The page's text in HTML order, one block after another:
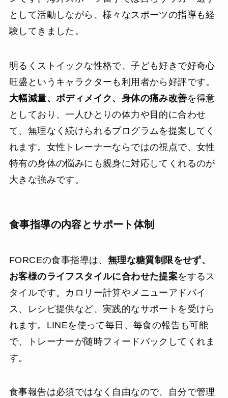
として活動しながら、様々なスポーツの指導も経
験してきました。
明るくストイックな性格で、子ども好きで好奇心
旺盛というキャラクターも利用者から好評です。
大幅減量、ボディメイク、身体の痛み改善を得意
としており、一人ひとりの体力や目的に合わせ
て、無理なく続けられるプログラムを提案してく
れます。女性トレーナーならではの視点で、女性
特有の身体の悩みにも親身に対応してくれるのが
大きな強みです。
食事指導の内容とサポート体制
FORCEの食事指導は、 無理な糖質制限をせず、
お客様のライフスタイルに合わせた提案をするス
タイルです。カロリー計算やメニューアドバイ
ス、レシピ提供など、実践的なサポートを受けら
れます。LINEを使って毎日、毎食の報告も可能
で、トレーナーが随時フィードバックしてくれま
す。
食事報告は必須ではなく自由なので、自分で管理